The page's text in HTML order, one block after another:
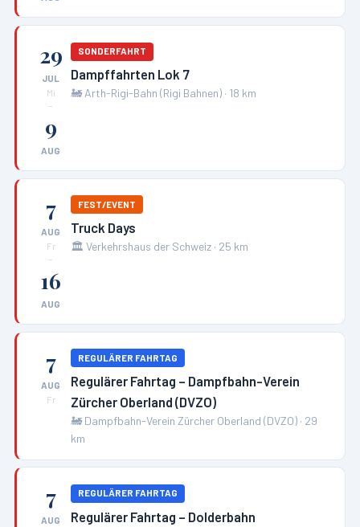
29
JUL
Mi
–
9
AUG
SONDERFAHRT
Dampffahrten Lok 7
🚂 Arth-Rigi-Bahn (Rigi Bahnen) · 18 km
7
AUG
Fr
–
16
AUG
FEST/EVENT
Truck Days
🏛️ Verkehrshaus der Schweiz · 25 km
7
AUG
Fr
REGULÄRER FAHRTAG
Regulärer Fahrtag – Dampfbahn-Verein
Zürcher Oberland (DVZO)
🚂 Dampfbahn-Verein Zürcher Oberland (DVZO) · 29
km
7
AUG
REGULÄRER FAHRTAG
Regulärer Fahrtag – Dolderbahn